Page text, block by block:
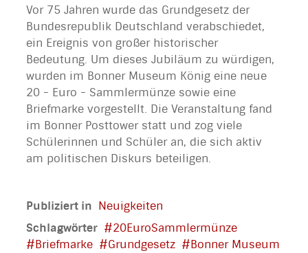
Vor 75 Jahren wurde das Grundgesetz der
Bundesrepublik Deutschland verabschiedet,
ein Ereignis von großer historischer
Bedeutung. Um dieses Jubiläum zu würdigen,
wurden im Bonner Museum König eine neue
20 - Euro - Sammlermünze sowie eine
Briefmarke vorgestellt. Die Veranstaltung fand
im Bonner Posttower statt und zog viele
Schülerinnen und Schüler an, die sich aktiv
am politischen Diskurs beteiligen.
Publiziert in Neuigkeiten
Schlagwörter
20EuroSammlermünze
Briefmarke
Grundgesetz
Bonner Museum